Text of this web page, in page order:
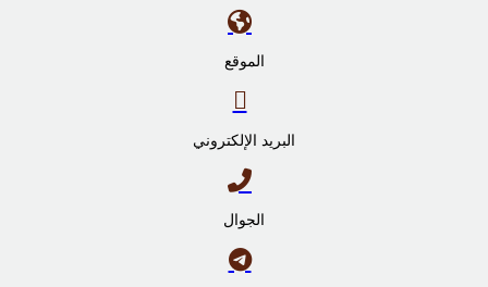
الموقع
البريد الإلكتروني
الجوال